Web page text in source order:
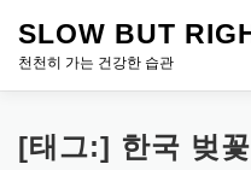
SLOW BUT
천천히 가는 건강한 습관
[태그:] 한국 벚